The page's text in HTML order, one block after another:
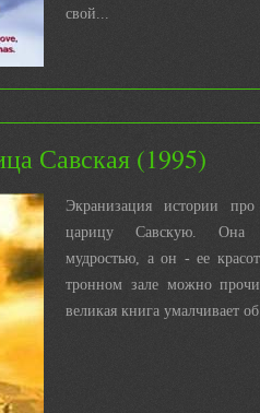
свой...
Савская (1995)
Экранизация истории
царицу Савскую. Она
мудростью, а он - ее
тронном зале можно
великая книга умалчивает